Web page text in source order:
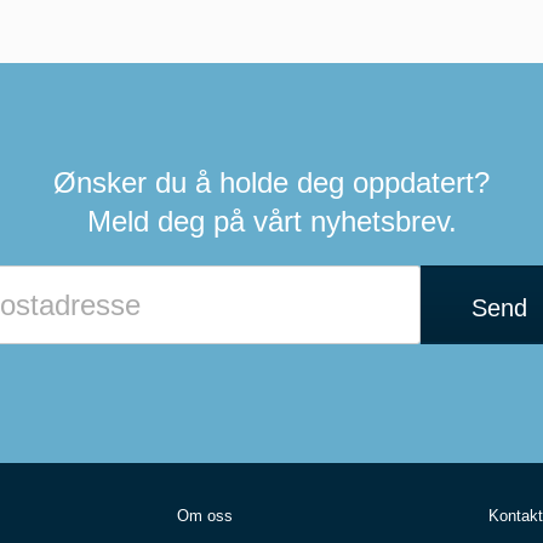
Ønsker du å holde deg oppdatert?
Meld deg på vårt nyhetsbrev.
feltet
Send
Om oss
Kontakt